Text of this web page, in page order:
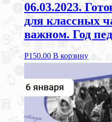
06.03.2023.
для классных
важном. Год
Р150.00 В корзину